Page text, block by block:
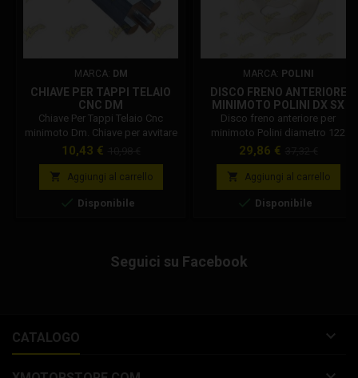
MARCA: DM
CHIAVE PER TAPPI TELAIO
CNC DM
Chiave Per Tappi Telaio Cnc
minimoto Dm. Chiave per avvitare
e svitare i tappi telaio in alluminio
ricavata dal pieno, in metallo,
garantendo misure precise e
resistenza all'utilizzo.
Prezzo
10,43 €
base
 Aggiungi al carrello
 Disponibile
MARCA: POLINI
DISCO FRENO ANTERIORE
MINIMOTO POLINI DX SX
D.122 143.750.007
Disco freno anteriore per
minimoto Polini diametro 122
mm, si può montare a destra e a
pastiglie originali Polini. Codice
: 143.750.007
Prezzo
29,86 €
base
 Aggiungi al carrello
 Disponibile
Seguici su Facebook
CATALOGO 